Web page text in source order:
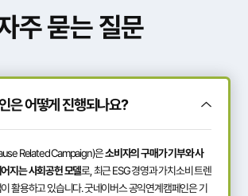
주 묻는 질문
은 어떻게 진행되나요?
Related Campaign)은소비자의 구매가 기부와 사
지는 사회공헌 모델로, 최근 ESG 경영과 가치소비 트렌
활용하고 있습니다. 굿네이버스 공익연계캠페인은 기